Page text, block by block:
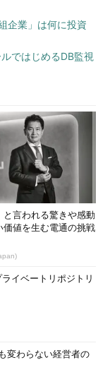
企業」は何に投資
ではじめるDB監視
と言われる驚きや感動
価値を生む電通の挑戦
イベートリポジトリ
変わらない経営者の